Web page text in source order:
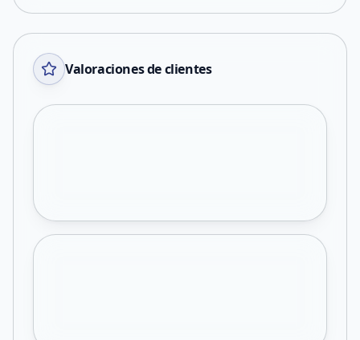
Valoraciones de clientes